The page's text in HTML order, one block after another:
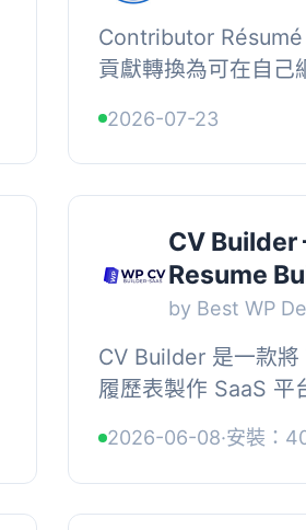
Contributor
貢獻轉換為可在自己
回答支援問題、貢獻
2026-07-23
CV Builder
Resume
by Best WP
CV Builder 是一款
履歷表製作 SaaS 平
WooCommerce 收
2026-06-08·安裝：